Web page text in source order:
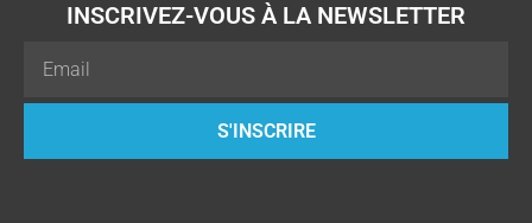
INSCRIVEZ-VOUS À LA NEWSLETTER
S'INSCRIRE